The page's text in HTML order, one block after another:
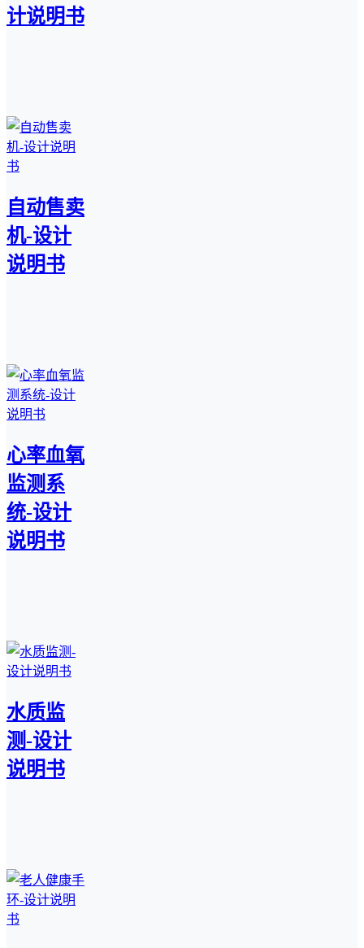
计说明书
自动售卖
机-设计
说明书
心率血氧
监测系
统-设计
说明书
水质监
测-设计
说明书